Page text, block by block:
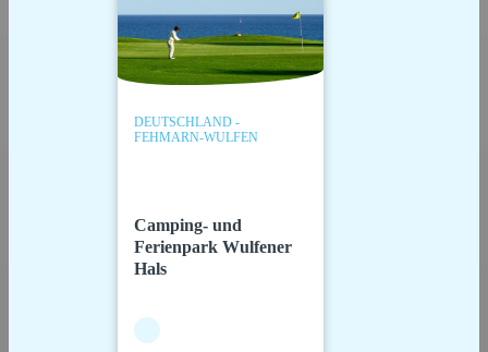
DEUTSCHLAND -
FEHMARN-WULFEN
Camping- und
Ferienpark Wulfener
Hals